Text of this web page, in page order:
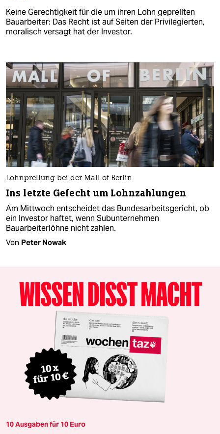
Keine Gerechtigkeit für die um ihren Lohn geprellten
Bauarbeiter: Das Recht ist auf Seiten der Privilegierten,
moralisch versagt hat der Investor.
Lohnprellung bei der Mall of Berlin
Ins letzte Gefecht um Lohnzahlungen
Am Mittwoch entscheidet das Bundesarbeitsgericht, ob
ein Investor haftet, wenn Subunternehmen
Bauarbeiterlöhne nicht zahlen.
Von Peter Nowak
10 Ausgaben für 10 Euro